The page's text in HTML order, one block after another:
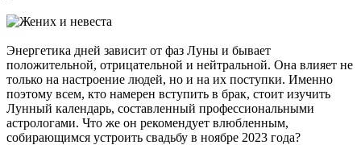
Энергетика дней зависит от фаз Луны и бывает
положительной, отрицательной и нейтральной. Она влияет не
только на настроение людей, но и на их поступки. Именно
поэтому всем, кто намерен вступить в брак, стоит изучить
Лунный календарь, составленный профессиональными
астрологами. Что же он рекомендует влюбленным,
собирающимся устроить свадьбу в ноябре 2023 года?